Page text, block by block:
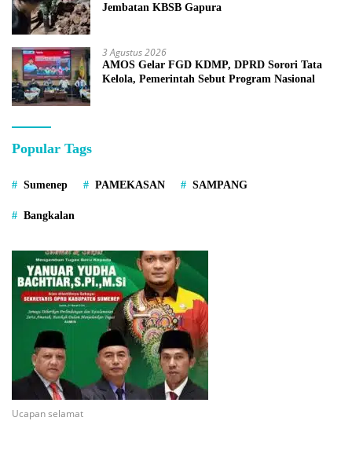
Jembatan KBSB Gapura
3 Agustus 2026
AMOS Gelar FGD KDMP, DPRD Sorori Tata
Kelola, Pemerintah Sebut Program Nasional
Popular Tags
Sumenep PAMEKASAN SAMPANG
Bangkalan
Ucapan selamat